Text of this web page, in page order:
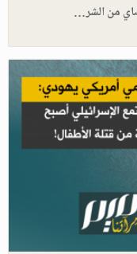
من الشر…